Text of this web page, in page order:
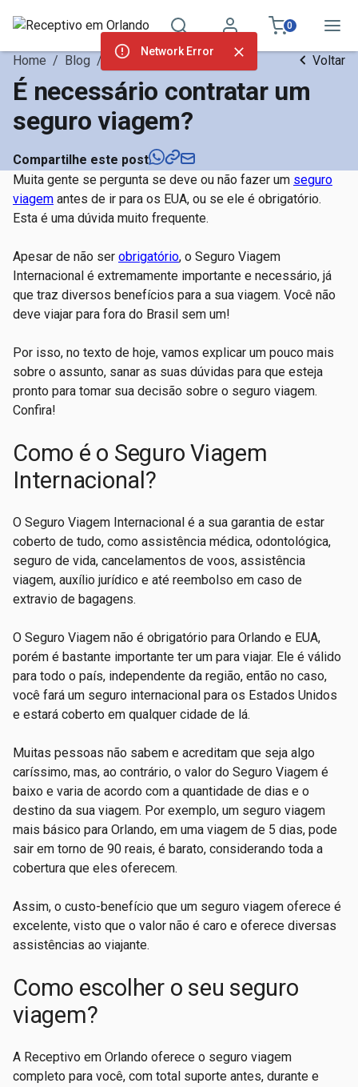
0
Home / Blog / Notícias Voltar
É necessário contratar um
seguro viagem?
Compartilhe este post
Muita gente se pergunta se deve ou não fazer um seguro
viagem antes de ir para os EUA, ou se ele é obrigatório.
Esta é uma dúvida muito frequente.
Apesar de não ser obrigatório, o Seguro Viagem
Internacional é extremamente importante e necessário, já
que traz diversos benefícios para a sua viagem. Você não
deve viajar para fora do Brasil sem um!
Por isso, no texto de hoje, vamos explicar um pouco mais
sobre o assunto, sanar as suas dúvidas para que esteja
pronto para tomar sua decisão sobre o seguro viagem.
Confira!
Como é o Seguro Viagem
Internacional?
O Seguro Viagem Internacional é a sua garantia de estar
coberto de tudo, como assistência médica, odontológica,
seguro de vida, cancelamentos de voos, assistência
viagem, auxílio jurídico e até reembolso em caso de
extravio de bagagens.
O Seguro Viagem não é obrigatório para Orlando e EUA,
porém é bastante importante ter um para viajar. Ele é válido
para todo o país, independente da região, então no caso,
você fará um seguro internacional para os Estados Unidos
e estará coberto em qualquer cidade de lá.
Muitas pessoas não sabem e acreditam que seja algo
caríssimo, mas, ao contrário, o valor do Seguro Viagem é
baixo e varia de acordo com a quantidade de dias e o
destino da sua viagem. Por exemplo, um seguro viagem
mais básico para Orlando, em uma viagem de 5 dias, pode
sair em torno de 90 reais, é barato, considerando toda a
cobertura que eles oferecem.
Assim, o custo-benefício que um seguro viagem oferece é
excelente, visto que o valor não é caro e oferece diversas
assistências ao viajante.
Como escolher o seu seguro
viagem?
A Receptivo em Orlando oferece o seguro viagem
completo para você, com total suporte antes, durante e
Network Error